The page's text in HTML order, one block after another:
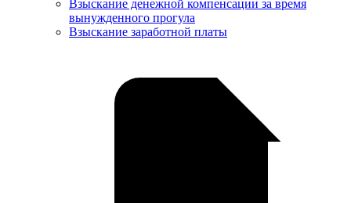
Взыскание денежной компенсации за время
вынужденного прогула
Взыскание заработной платы